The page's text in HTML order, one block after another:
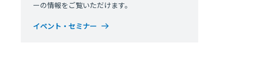
ーの情報をご覧いただけます。
イベント・セミナー